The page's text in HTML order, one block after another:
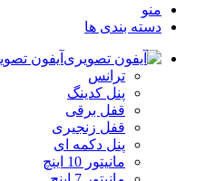
منو
دسته بندی ها
آیفون
ترانس
پنل کدینگ
قفل برقی
قفل زنجیری
پنل دکمه‌ ای
مانیتور 10 اینچ